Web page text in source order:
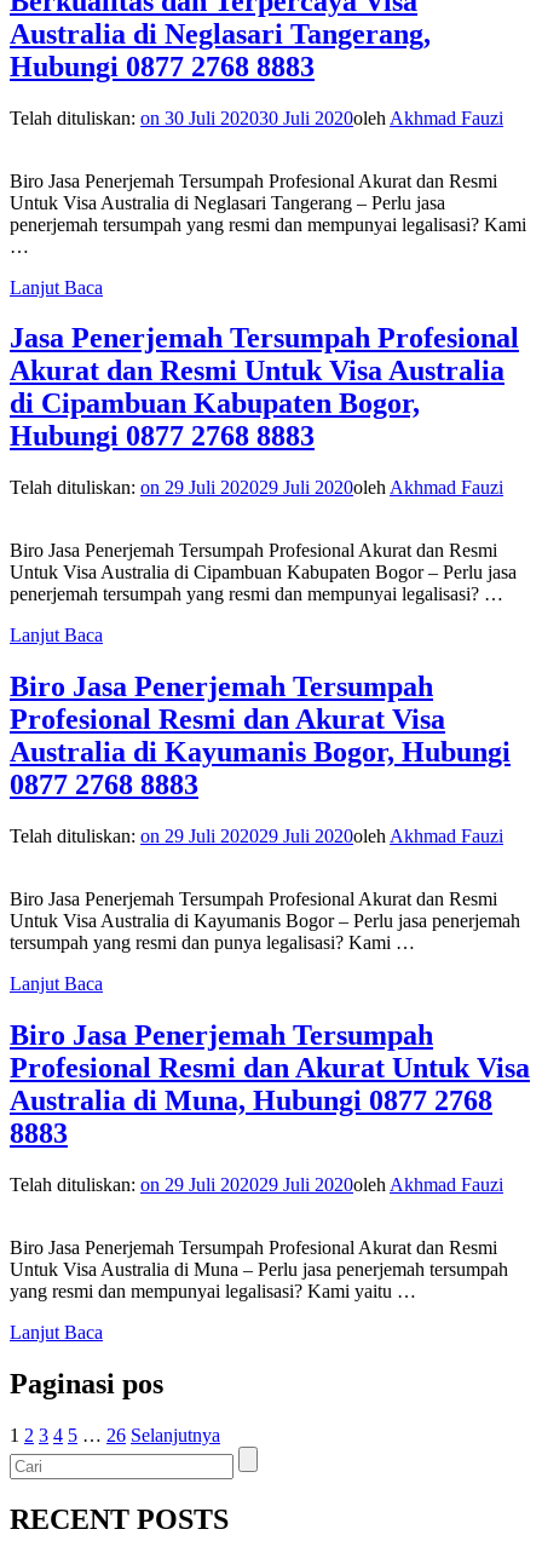
Australia di Neglasari Tangerang,
Hubungi 0877 2768 8883
Telah dituliskan: on 30 Juli 202030 Juli 2020oleh Akhmad Fauzi
Biro Jasa Penerjemah Tersumpah Profesional Akurat dan Resmi
Untuk Visa Australia di Neglasari Tangerang – Perlu jasa
penerjemah tersumpah yang resmi dan mempunyai legalisasi? Kami
…
Lanjut Baca
Jasa Penerjemah Tersumpah Profesional
Akurat dan Resmi Untuk Visa Australia
di Cipambuan Kabupaten Bogor,
Hubungi 0877 2768 8883
Telah dituliskan: on 29 Juli 202029 Juli 2020oleh Akhmad Fauzi
Biro Jasa Penerjemah Tersumpah Profesional Akurat dan Resmi
Untuk Visa Australia di Cipambuan Kabupaten Bogor – Perlu jasa
penerjemah tersumpah yang resmi dan mempunyai legalisasi? …
Lanjut Baca
Biro Jasa Penerjemah Tersumpah
Profesional Resmi dan Akurat Visa
Australia di Kayumanis Bogor, Hubungi
0877 2768 8883
Telah dituliskan: on 29 Juli 202029 Juli 2020oleh Akhmad Fauzi
Biro Jasa Penerjemah Tersumpah Profesional Akurat dan Resmi
Untuk Visa Australia di Kayumanis Bogor – Perlu jasa penerjemah
tersumpah yang resmi dan punya legalisasi? Kami …
Lanjut Baca
Biro Jasa Penerjemah Tersumpah
Profesional Resmi dan Akurat Untuk Visa
Australia di Muna, Hubungi 0877 2768
8883
Telah dituliskan: on 29 Juli 202029 Juli 2020oleh Akhmad Fauzi
Biro Jasa Penerjemah Tersumpah Profesional Akurat dan Resmi
Untuk Visa Australia di Muna – Perlu jasa penerjemah tersumpah
yang resmi dan mempunyai legalisasi? Kami yaitu …
Lanjut Baca
Paginasi pos
1 2 3 4 5 … 26 Selanjutnya
RECENT POSTS